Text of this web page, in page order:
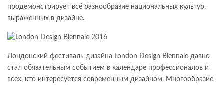
продемонстрирует всё разнообразие национальных культур,
выраженных в дизайне.
Лондонский фестиваль дизайна London Design Biennale давно
стал обязательным событием в календаре профессионалов и
всех, кто интересуется современным дизайном. Многообразие